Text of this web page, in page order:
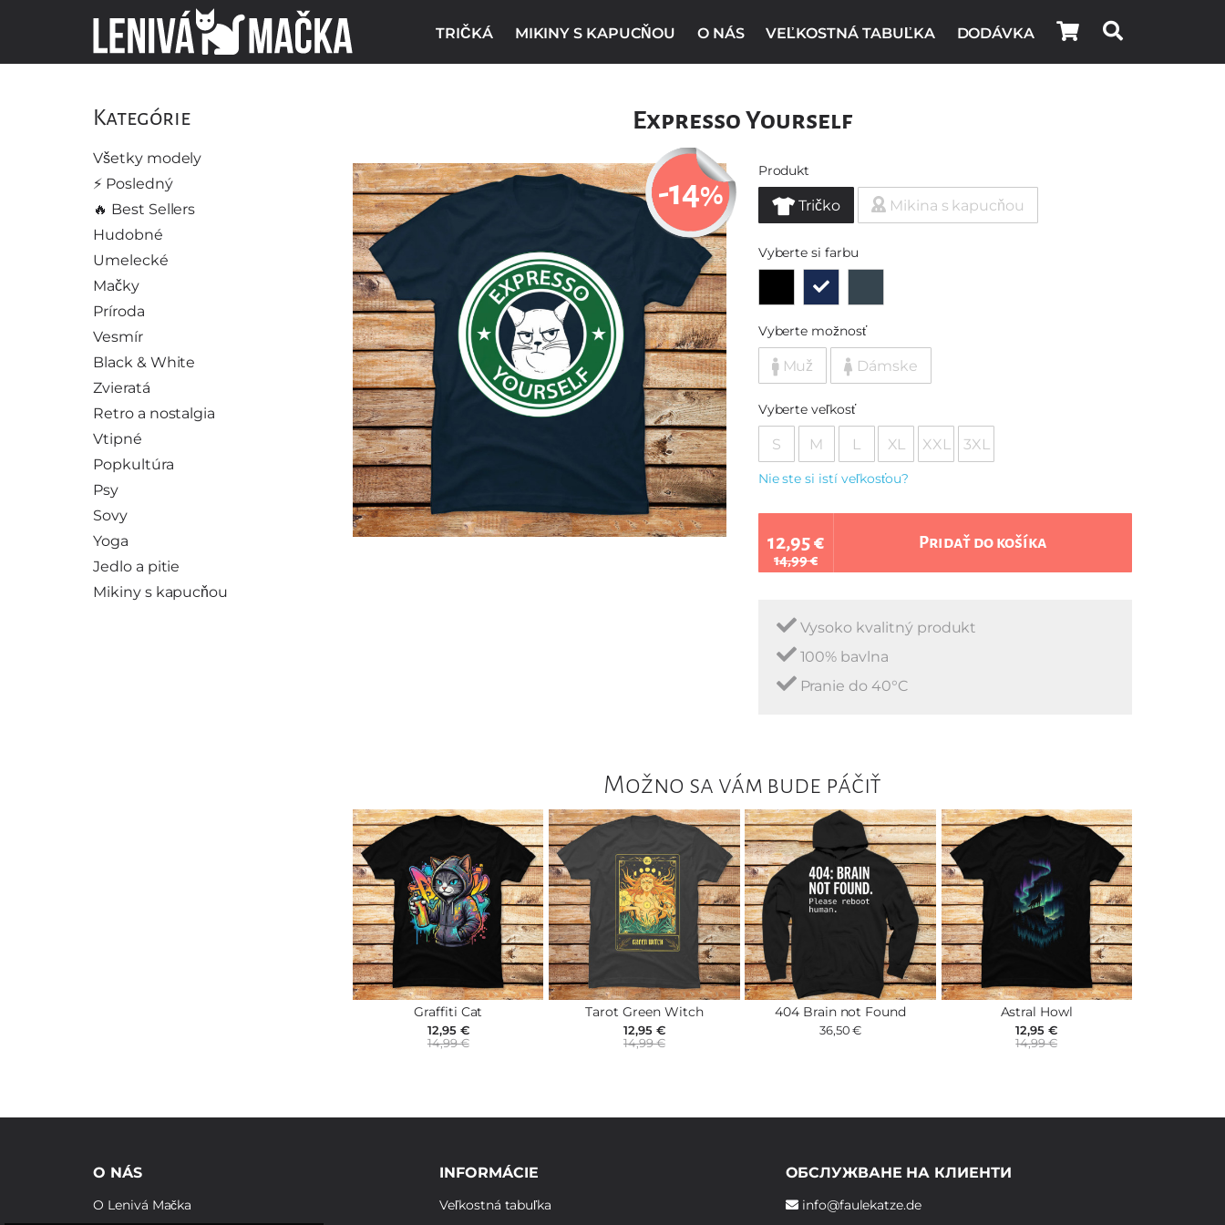
TRIČKÁ MIKINY S KAPUCŇOU O NÁS VEĽKOSTNÁ TABUĽKA DODÁVKA
Kategórie
Všetky modely
⚡️ Posledný
🔥 Best Sellers
Hudobné
Umelecké
Mačky
Príroda
Vesmír
Black & White
Zvieratá
Retro a nostalgia
Vtipné
Popkultúra
Psy
Sovy
Yoga
Jedlo a pitie
Mikiny s kapucňou
Expresso Yourself
-14%
Produkt
Tričko Mikina s kapucňou
Vyberte si farbu
Vyberte možnosť
Muž Dámske
Vyberte veľkosť
S M L XL XXL 3XL
Nie ste si istí veľkosťou?
12,95 €
14,99 €
Pridať do košíka
Vysoko kvalitný produkt
100% bavlna
Pranie do 40°C
Možno sa vám bude páčiť
Graffiti Cat
12,95 €
14,99 €
Tarot Green Witch
12,95 €
14,99 €
404 Brain not Found
36,50 €
Astral Howl
12,95 €
14,99 €
O NÁS
O Lenivá Mačka
INFORMÁCIE
Veľkostná tabuľka
ОБСЛУЖВАНЕ НА КЛИЕНТИ
info@faulekatze.de